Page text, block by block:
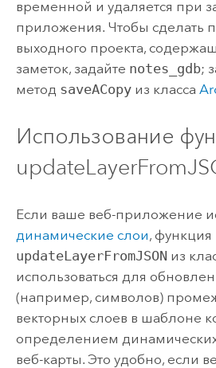
временной и удаляется при
приложения. Чтобы сделать
выходного проекта,
заметок, задайте notes_gdb;
метод saveACopyиз класса
Использование
Если ваше веб-приложение
динамические слои, функция
updateLayerFromJSON из
использоваться для
(например, символов)
векторных слоев в шаблоне
определением динамических
веб-карты. Это удобно, если